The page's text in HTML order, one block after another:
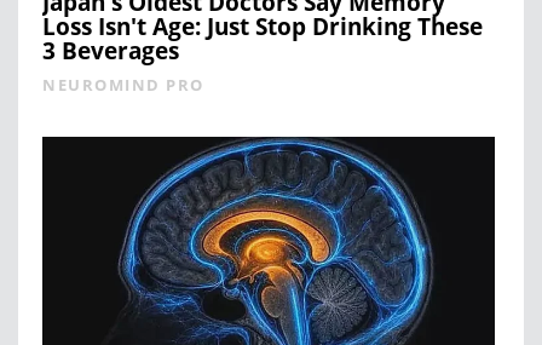
Loss Isn't Age: Just Stop Drinking These
3 Beverages
NEUROMIND PRO